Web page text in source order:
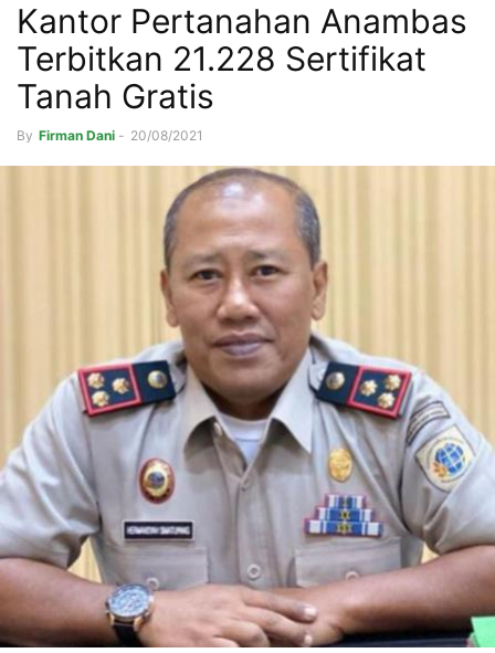
Kantor Pertanahan Anambas
Terbitkan 21.228 Sertifikat
Tanah Gratis
By Firman Dani - 20/08/2021